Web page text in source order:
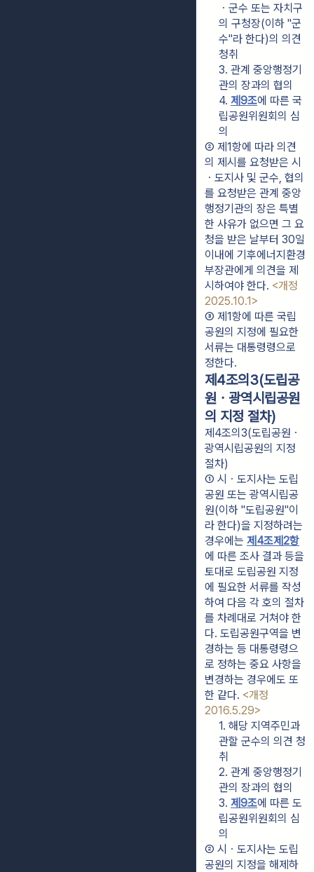
ㆍ군수 또는 자치구
의 구청장(이하 "군
수"라 한다)의 의견
청취
3. 관계 중앙행정기
관의 장과의 협의
4. 제9조에 따른 국
립공원위원회의 심
의
② 제1항에 따라 의견
의 제시를 요청받은 시
ㆍ도지사 및 군수, 협의
를 요청받은 관계 중앙
행정기관의 장은 특별
한 사유가 없으면 그 요
청을 받은 날부터 30일
이내에 기후에너지환경
부장관에게 의견을 제
시하여야 한다. <개정
2025.10.1>
③ 제1항에 따른 국립
공원의 지정에 필요한
서류는 대통령령으로
정한다.
제4조의3(도립공
원ㆍ광역시립공원
의 지정 절차)
제4조의3(도립공원ㆍ
광역시립공원의 지정
절차)
① 시ㆍ도지사는 도립
공원 또는 광역시립공
원(이하 "도립공원"이
라 한다)을 지정하려는
경우에는 제4조제2항
에 따른 조사 결과 등을
토대로 도립공원 지정
에 필요한 서류를 작성
하여 다음 각 호의 절차
를 차례대로 거쳐야 한
다. 도립공원구역을 변
경하는 등 대통령령으
로 정하는 중요 사항을
변경하는 경우에도 또
한 같다. <개정
2016.5.29>
1. 해당 지역주민과
관할 군수의 의견 청
취
2. 관계 중앙행정기
관의 장과의 협의
3. 제9조에 따른 도
립공원위원회의 심
의
② 시ㆍ도지사는 도립
공원의 지정을 해제하